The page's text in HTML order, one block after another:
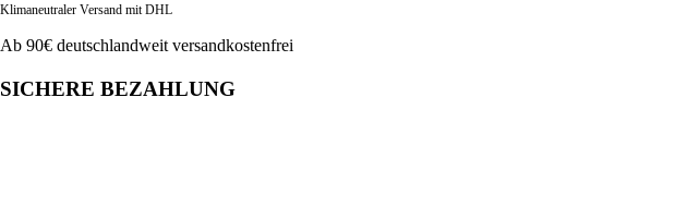
Klimaneutraler Versand mit DHL
Ab 90€ deutschlandweit versandkostenfrei
SICHERE BEZAHLUNG